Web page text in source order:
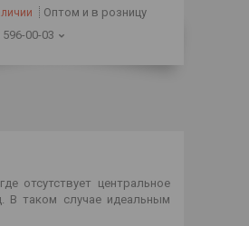
Оптом и в розницу
00-03
отсутствует центральное
В таком случае идеальным